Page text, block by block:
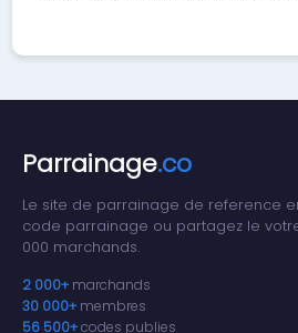
Parrainage.co
Le site de parrainage de reference
code parrainage ou partagez le
000 marchands.
2 000+ marchands
30 000+ membres
56 500+codes publies